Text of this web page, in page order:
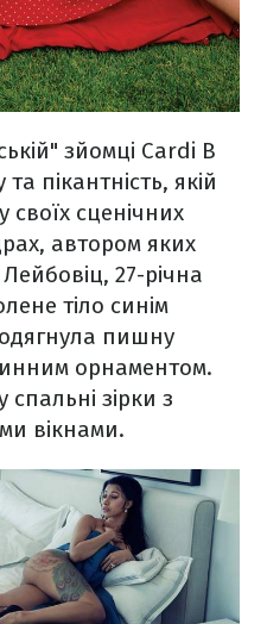
зйомці Cardi B
пікантність, якій
своїх сценічних
автором яких
27-річна
тіло синім
пишну
орнаментом.
зірки з
вікнами.